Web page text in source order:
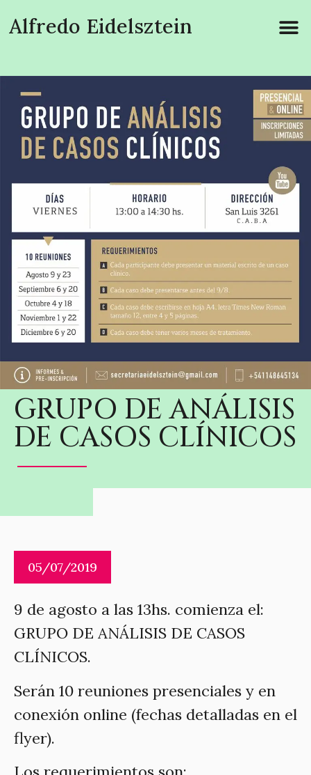
Alfredo Eidelsztein
GRUPO DE ANÁLISIS
DE CASOS CLÍNICOS
05/07/2019
9 de agosto a las 13hs. comienza el:
GRUPO DE ANÁLISIS DE CASOS
CLÍNICOS.
Serán 10 reuniones presenciales y en
conexión online (fechas detalladas en el
flyer).